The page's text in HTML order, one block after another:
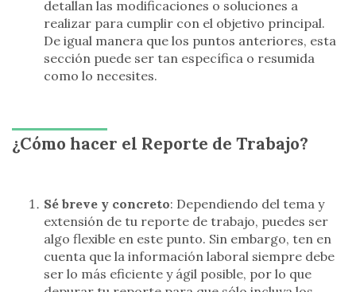
detallan las modificaciones o soluciones a
realizar para cumplir con el objetivo principal.
De igual manera que los puntos anteriores, esta
sección puede ser tan específica o resumida
como lo necesites.
¿Cómo hacer el Reporte de Trabajo?
Sé breve y concreto: Dependiendo del tema y
extensión de tu reporte de trabajo, puedes ser
algo flexible en este punto. Sin embargo, ten en
cuenta que la información laboral siempre debe
ser lo más eficiente y ágil posible, por lo que